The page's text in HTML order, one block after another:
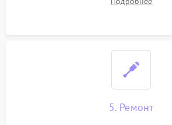
5. Ремонт